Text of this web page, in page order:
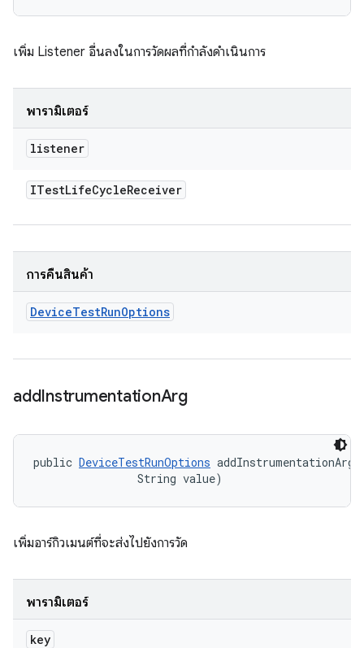
เพิ่ม Listener อื่นลงในการวัดผลที่กำลังดำเนินการ
พารามิเตอร์
listener
ITestLifeCycleReceiver
การคืนสินค้า
DeviceTestRunOptions
addInstrumentationArg
public DeviceTestRunOptions
                String value)
เพิ่มอาร์กิวเมนต์ที่จะส่งไปยังการวัด
พารามิเตอร์
key